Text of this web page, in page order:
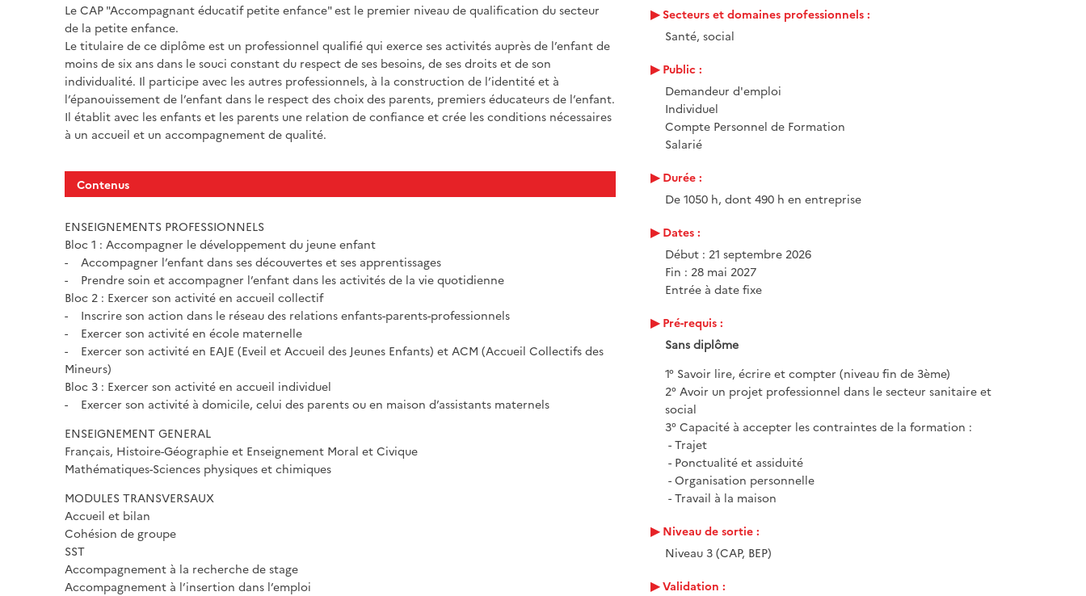
Le CAP "Accompagnant éducatif petite enfance" est le premier niveau de qualification du secteur
de la petite enfance.
Le titulaire de ce diplôme est un professionnel qualifié qui exerce ses activités auprès de l’enfant de
moins de six ans dans le souci constant du respect de ses besoins, de ses droits et de son
individualité. Il participe avec les autres professionnels, à la construction de l’identité et à
l’épanouissement de l’enfant dans le respect des choix des parents, premiers éducateurs de l’enfant.
Il établit avec les enfants et les parents une relation de confiance et crée les conditions nécessaires
à un accueil et un accompagnement de qualité.
Contenus
ENSEIGNEMENTS PROFESSIONNELS
Bloc 1 : Accompagner le développement du jeune enfant
- Accompagner l’enfant dans ses découvertes et ses apprentissages
- Prendre soin et accompagner l’enfant dans les activités de la vie quotidienne
Bloc 2 : Exercer son activité en accueil collectif
- Inscrire son action dans le réseau des relations enfants-parents-professionnels
- Exercer son activité en école maternelle
- Exercer son activité en EAJE (Eveil et Accueil des Jeunes Enfants) et ACM (Accueil Collectifs des
Mineurs)
Bloc 3 : Exercer son activité en accueil individuel
- Exercer son activité à domicile, celui des parents ou en maison d’assistants maternels
ENSEIGNEMENT GENERAL
Français, Histoire-Géographie et Enseignement Moral et Civique
Mathématiques-Sciences physiques et chimiques
MODULES TRANSVERSAUX
Accueil et bilan
Cohésion de groupe
SST
Accompagnement à la recherche de stage
Accompagnement à l’insertion dans l’emploi
Secteurs et domaines professionnels :
Santé, social
Public :
Demandeur d'emploi
Individuel
Compte Personnel de Formation
Salarié
Durée :
De 1050 h, dont 490 h en entreprise
Dates :
Début : 21 septembre 2026
Fin : 28 mai 2027
Entrée à date fixe
Pré-requis :
Sans diplôme
1° Savoir lire, écrire et compter (niveau fin de 3ème)
2° Avoir un projet professionnel dans le secteur sanitaire et
social
3° Capacité à accepter les contraintes de la formation :
- Trajet
- Ponctualité et assiduité
- Organisation personnelle
- Travail à la maison
Niveau de sortie :
Niveau 3 (CAP, BEP)
Validation :